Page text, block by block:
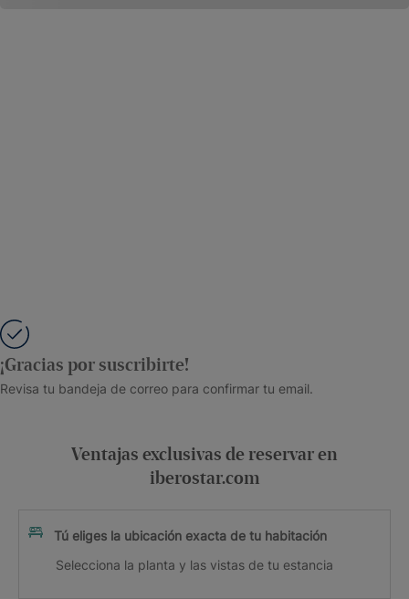
¡Gracias por suscribirte!
Revisa tu bandeja de correo para confirmar tu email.
Ventajas exclusivas de reservar en
iberostar.com
Tú eliges la ubicación exacta de tu habitación
Selecciona la planta y las vistas de tu estancia